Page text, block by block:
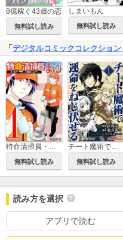
8億稼ぐ43歳の恋
無料試し読み
しまいもん
無料試し読み
「 デジタルコミックコレクション
特命清掃員・まゆ～社内の「クズ」を駆除します！～ デジコレ DIGITAL COMICS
無料試し読み
チート魔術で運命をねじ伏せる モバMAN DIGITAL COMICS
無料試し読み
読み方を選択
アプリで読む